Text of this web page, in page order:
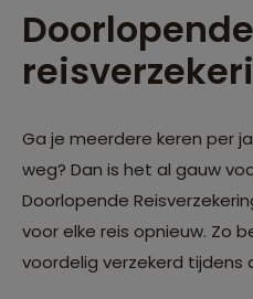
Doorlopende
Ga je meerdere keren per
weg? Dan is het al gauw
Doorlopende
voor elke reis opnieuw. Zo
voordelig verzekerd tijdens